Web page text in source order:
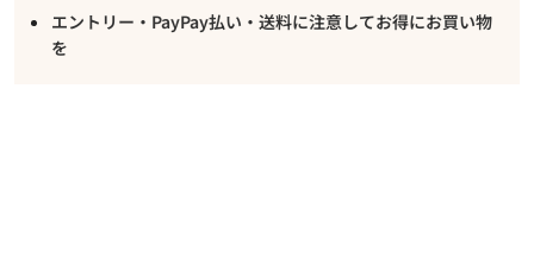
エントリー・PayPay払い・送料に注意してお得にお買い物
を